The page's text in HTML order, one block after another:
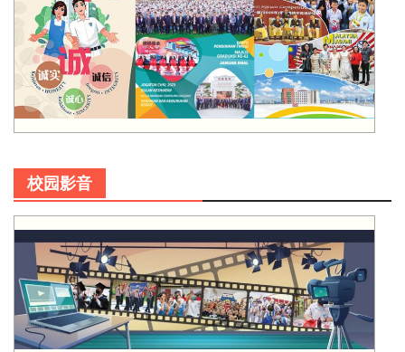
校园影音